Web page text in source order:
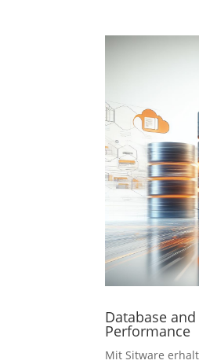
Database
Performance
Mit Sitware